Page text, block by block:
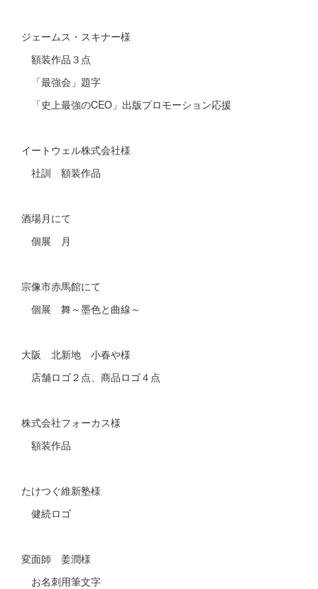
ジェームス・スキナー様
額装作品３点
「最強会」題字
「史上最強のCEO」出版プロモーション応援
イートウェル株式会社様
社訓 額装作品
酒場月にて
個展 月
宗像市赤馬館にて
個展 舞～墨色と曲線～
大阪 北新地 小春や様
店舗ロゴ２点、商品ロゴ４点
株式会社フォーカス様
額装作品
たけつぐ維新塾様
健続ロゴ
変面師 姜潤様
お名刺用筆文字